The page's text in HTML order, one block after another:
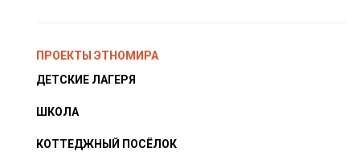
ПРОЕКТЫ ЭТНОМИРА
ДЕТСКИЕ ЛАГЕРЯ
ШКОЛА
КОТТЕДЖНЫЙ ПОСЁЛОК